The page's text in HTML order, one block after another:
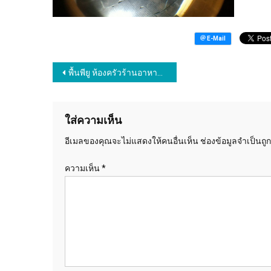
แนะแนว
พื้นพียู ห้องครัวร้านอาหาร เอ๊กทองหล่อ
ใส่ความเห็น
อีเมลของคุณจะไม่แสดงให้คนอื่นเห็น ช่องข้อมูลจำเป็นถู
ความเห็น*